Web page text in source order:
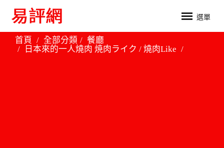
選單
首頁 全部分類
餐廳
日本來的一人燒肉 焼肉ライク / 燒肉Like